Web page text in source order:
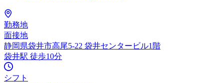
勤務地
面接地
静岡県袋井市高尾5-22 袋井センタービル1階
袋井駅 徒歩10分
シフト